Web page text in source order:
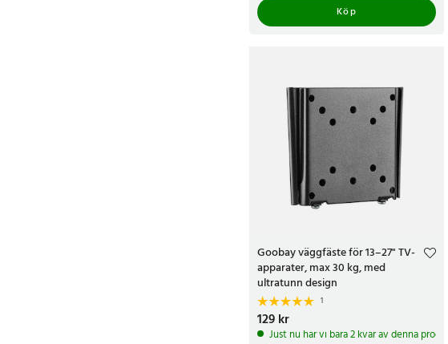
Köp
Goobay väggfäste för 13–27" TV-
apparater, max 30 kg, med
ultratunn design
1
Pris :129 kr
129 kr
Just nu har vi bara 2 kvar av denna produkt